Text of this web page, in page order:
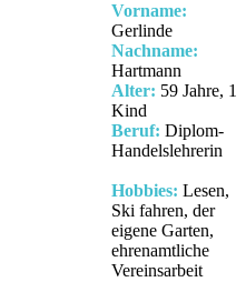
Vorname:
Gerlinde
Nachname:
Hartmann
Alter: 59 Jahre, 1
Kind
Beruf: Diplom-
Handelslehrerin
Hobbies: Lesen,
Ski fahren, der
eigene Garten,
ehrenamtliche
Vereinsarbeit